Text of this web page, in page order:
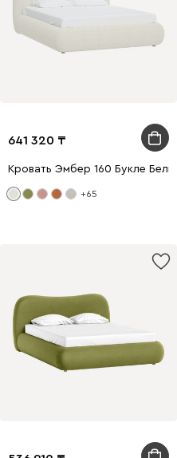
641 320
Кровать Эмбер 160 Букле Белый
+65